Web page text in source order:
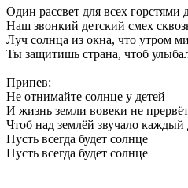
Один рассвет для всех горстями
Наш звонкий детский смех
Луч солнца из окна, что утром
Ты защитишь страна, чтоб
Припев:
Не отнимайте солнце у детей
И жизнь земли вовеки не
Чтоб над землёй звучало каждый
Пусть всегда будет солнце
Пусть всегда будет солнце